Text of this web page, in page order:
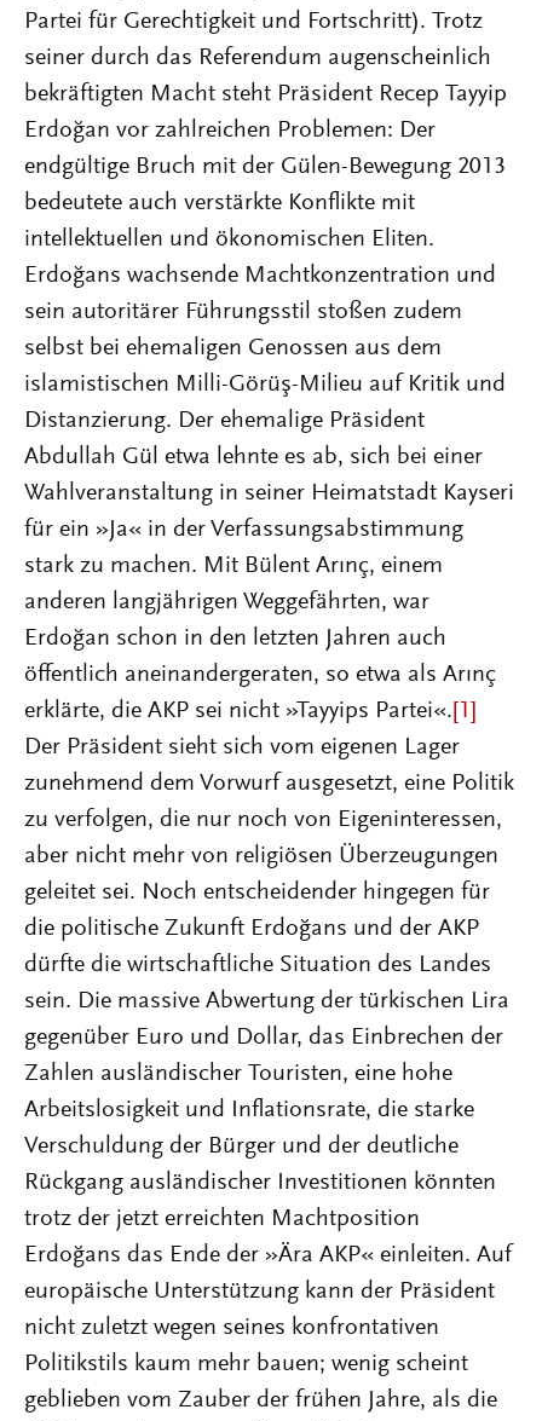
Partei für Gerechtigkeit und Fortschritt). Trotz
seiner durch das Referendum augenscheinlich
bekräftigten Macht steht Präsident Recep Tayyip
Erdoğan vor zahlreichen Problemen: Der
endgültige Bruch mit der Gülen-Bewegung 2013
bedeutete auch verstärkte Konflikte mit
intellektuellen und ökonomischen Eliten.
Erdoğans wachsende Machtkonzentration und
sein autoritärer Führungsstil stoßen zudem
selbst bei ehemaligen Genossen aus dem
islamistischen Milli-Görüş-Milieu auf Kritik und
Distanzierung. Der ehemalige Präsident
Abdullah Gül etwa lehnte es ab, sich bei einer
Wahlveranstaltung in seiner Heimatstadt Kayseri
für ein »Ja« in der Verfassungsabstimmung
stark zu machen. Mit Bülent Arınç, einem
anderen langjährigen Weggefährten, war
Erdoğan schon in den letzten Jahren auch
öffentlich aneinandergeraten, so etwa als Arınç
erklärte, die AKP sei nicht »Tayyips Partei«. [1]
Der Präsident sieht sich vom eigenen Lager
zunehmend dem Vorwurf ausgesetzt, eine Politik
zu verfolgen, die nur noch von Eigeninteressen,
aber nicht mehr von religiösen Überzeugungen
geleitet sei. Noch entscheidender hingegen für
die politische Zukunft Erdoğans und der AKP
dürfte die wirtschaftliche Situation des Landes
sein. Die massive Abwertung der türkischen Lira
gegenüber Euro und Dollar, das Einbrechen der
Zahlen ausländischer Touristen, eine hohe
Arbeitslosigkeit und Inflationsrate, die starke
Verschuldung der Bürger und der deutliche
Rückgang ausländischer Investitionen könnten
trotz der jetzt erreichten Machtposition
Erdoğans das Ende der »Ära AKP« einleiten. Auf
europäische Unterstützung kann der Präsident
nicht zuletzt wegen seines konfrontativen
Politikstils kaum mehr bauen; wenig scheint
geblieben vom Zauber der frühen Jahre, als die